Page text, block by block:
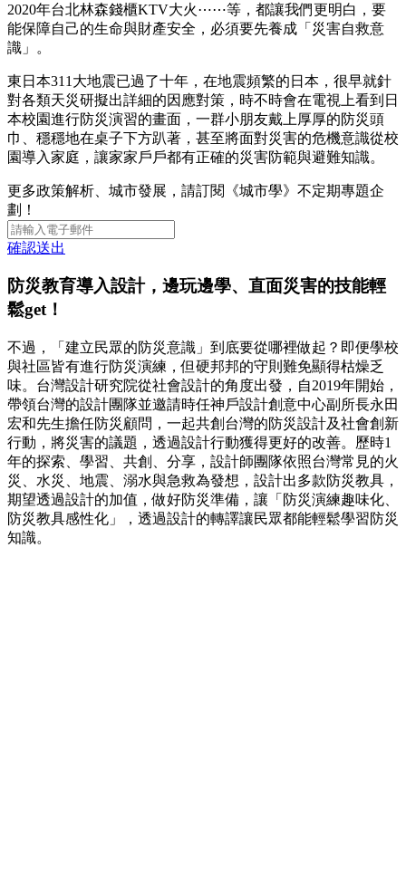
2020年台北林森錢櫃KTV大火⋯⋯等，都讓我們更明白，要
能保障自己的生命與財產安全，必須要先養成「災害自救意
識」。
東日本311大地震已過了十年，在地震頻繁的日本，很早就針
對各類天災研擬出詳細的因應對策，時不時會在電視上看到日
本校園進行防災演習的畫面，一群小朋友戴上厚厚的防災頭
巾、穩穩地在桌子下方趴著，甚至將面對災害的危機意識從校
園導入家庭，讓家家戶戶都有正確的災害防範與避難知識。
更多政策解析、城市發展，請訂閱《城市學》不定期專題企
劃！
確認送出
防災教育導入設計，邊玩邊學、直面災害的技能輕
鬆get！
不過，「建立民眾的防災意識」到底要從哪裡做起？即便學校
與社區皆有進行防災演練，但硬邦邦的守則難免顯得枯燥乏
味。台灣設計研究院從社會設計的角度出發，自2019年開始，
帶領台灣的設計團隊並邀請時任神戶設計創意中心副所長永田
宏和先生擔任防災顧問，一起共創台灣的防災設計及社會創新
行動，將災害的議題，透過設計行動獲得更好的改善。歷時1
年的探索、學習、共創、分享，設計師團隊依照台灣常見的火
災、水災、地震、溺水與急救為發想，設計出多款防災教具，
期望透過設計的加值，做好防災準備，讓「防災演練趣味化、
防災教具感性化」，透過設計的轉譯讓民眾都能輕鬆學習防災
知識。